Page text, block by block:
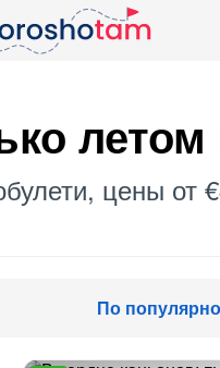
летом
цены от
По